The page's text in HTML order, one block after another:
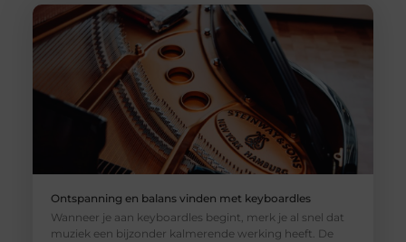
Ontspanning en balans vinden met keyboardles
Wanneer je aan keyboardles begint, merk je al snel dat
muziek een bijzonder kalmerende werking heeft. De